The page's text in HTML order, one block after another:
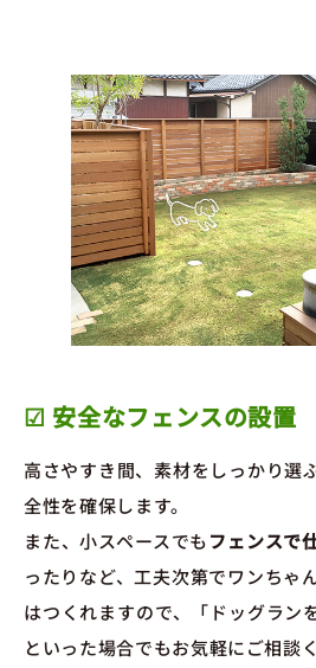
☑ 安全なフェンスの設置
高さやすき間、素材をしっかり選
全性を確保します。
また、小スペースでもフェンスで
ったりなど、工夫次第でワンちゃ
はつくれますので、「ドッグラン
といった場合でもお気軽にご相談